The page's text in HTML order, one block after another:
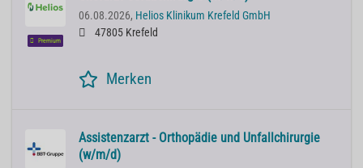
Premium
06.08.2026, Helios Klinikum Krefeld GmbH
47805 Krefeld
Merken
Assistenzarzt - Orthopädie und Unfallchirurgie
(w/m/d)